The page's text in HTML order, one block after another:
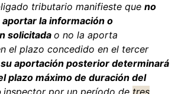
tributario manifieste que no
aportar la información o
solicitada o no la aporta
el plazo concedido en el tercer
su aportación posterior determinará
plazo máximo de duración del